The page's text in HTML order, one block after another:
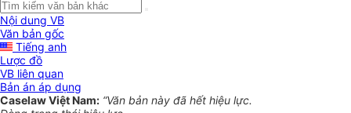
Nội dung VB
Văn bản gốc
Tiếng anh
Lược đồ
VB liên quan
Bản án áp dụng
Caselaw Việt Nam: “Văn bản này đã hết hiệu lực.